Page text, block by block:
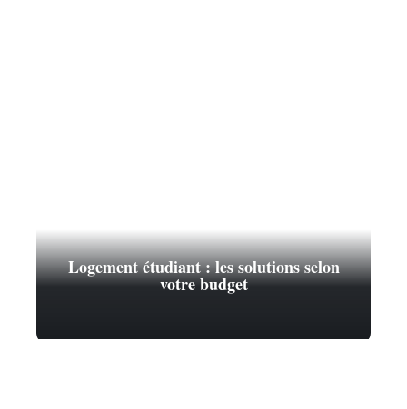
Logement étudiant : les solutions selon
votre budget